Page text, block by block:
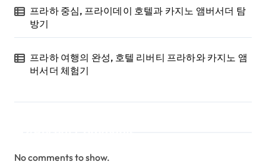
프라하 중심, 프라이데이 호텔과 카지노 앰버서더 탐
방기
프라하 여행의 완성, 호텔 리버티 프라하와 카지노 앰
버서더 체험기
No comments to show.